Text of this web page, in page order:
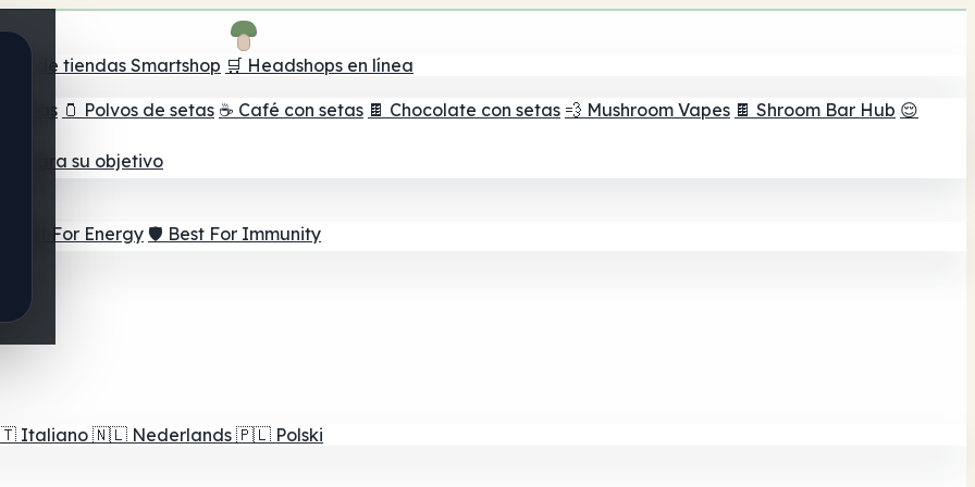
de tiendas Smartshop 🛒 Headshops en línea
setas 🫙 Polvos de setas ☕ Café con setas 🍫 Chocolate con setas 💨 Mushroom Vapes 🍫 Shroom Bar Hub 😌
para su objetivo
⚡ Best For Energy 🛡️ Best For Immunity
Italiano 🇳🇱 Nederlands 🇵🇱 Polski